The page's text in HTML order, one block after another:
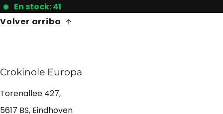
En stock: 41
Volver arriba
Crokinole Europa
Torenallee 427,
5617 BS, Eindhoven